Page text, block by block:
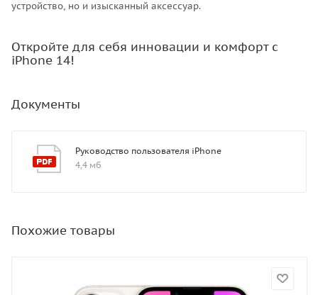
устройство, но и изысканный аксессуар.
Откройте для себя инновации и комфорт с
iPhone 14!
Документы
Руководство пользователя iPhone
4,4 мб
Похожие товары